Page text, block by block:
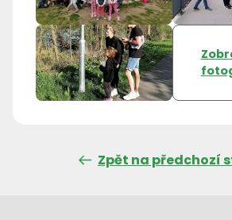
Zpět na předchozí